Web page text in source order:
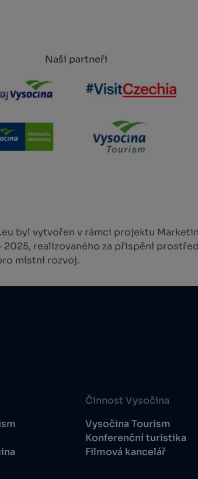
Naši partneři
byl vytvořen v rámci projektu
2025, realizovaného za přispění
místní rozvoj.
Činnost Vysočina
Vysočina Tourism
Konferenční turistika
Filmová kancelář